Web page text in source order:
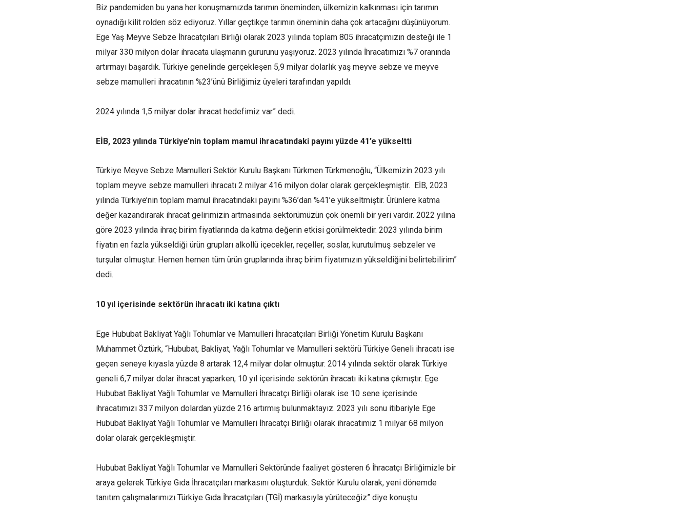
Biz pandemiden bu yana her konuşmamızda tarımın öneminden, ülkemizin kalkınması için tarımın
oynadığı kilit rolden söz ediyoruz. Yıllar geçtikçe tarımın öneminin daha çok artacağını düşünüyorum.
Ege Yaş Meyve Sebze İhracatçıları Birliği olarak 2023 yılında toplam 805 ihracatçımızın desteği ile 1
milyar 330 milyon dolar ihracata ulaşmanın gururunu yaşıyoruz. 2023 yılında İhracatımızı %7 oranında
artırmayı başardık. Türkiye genelinde gerçekleşen 5,9 milyar dolarlık yaş meyve sebze ve meyve
sebze mamulleri ihracatının %23’ünü Birliğimiz üyeleri tarafından yapıldı.
2024 yılında 1,5 milyar dolar ihracat hedefimiz var” dedi.
EİB, 2023 yılında Türkiye’nin toplam mamul ihracatındaki payını yüzde 41’e yükseltti
Türkiye Meyve Sebze Mamulleri Sektör Kurulu Başkanı Türkmen Türkmenoğlu, “Ülkemizin 2023 yılı
toplam meyve sebze mamulleri ihracatı 2 milyar 416 milyon dolar olarak gerçekleşmiştir. EİB, 2023
yılında Türkiye’nin toplam mamul ihracatındaki payını %36’dan %41’e yükseltmiştir. Ürünlere katma
değer kazandırarak ihracat gelirimizin artmasında sektörümüzün çok önemli bir yeri vardır. 2022 yılına
göre 2023 yılında ihraç birim fiyatlarında da katma değerin etkisi görülmektedir. 2023 yılında birim
fiyatın en fazla yükseldiği ürün grupları alkollü içecekler, reçeller, soslar, kurutulmuş sebzeler ve
turşular olmuştur. Hemen hemen tüm ürün gruplarında ihraç birim fiyatımızın yükseldiğini belirtebilirim”
dedi.
10 yıl içerisinde sektörün ihracatı iki katına çıktı
Ege Hububat Bakliyat Yağlı Tohumlar ve Mamulleri İhracatçıları Birliği Yönetim Kurulu Başkanı
Muhammet Öztürk, “Hububat, Bakliyat, Yağlı Tohumlar ve Mamulleri sektörü Türkiye Geneli ihracatı ise
geçen seneye kıyasla yüzde 8 artarak 12,4 milyar dolar olmuştur. 2014 yılında sektör olarak Türkiye
geneli 6,7 milyar dolar ihracat yaparken, 10 yıl içerisinde sektörün ihracatı iki katına çıkmıştır. Ege
Hububat Bakliyat Yağlı Tohumlar ve Mamulleri İhracatçı Birliği olarak ise 10 sene içerisinde
ihracatımızı 337 milyon dolardan yüzde 216 artırmış bulunmaktayız. 2023 yılı sonu itibariyle Ege
Hububat Bakliyat Yağlı Tohumlar ve Mamulleri İhracatçı Birliği olarak ihracatımız 1 milyar 68 milyon
dolar olarak gerçekleşmiştir.
Hububat Bakliyat Yağlı Tohumlar ve Mamulleri Sektöründe faaliyet gösteren 6 İhracatçı Birliğimizle bir
araya gelerek Türkiye Gıda İhracatçıları markasını oluşturduk. Sektör Kurulu olarak, yeni dönemde
tanıtım çalışmalarımızı Türkiye Gıda İhracatçıları (TGİ) markasıyla yürüteceğiz” diye konuştu.